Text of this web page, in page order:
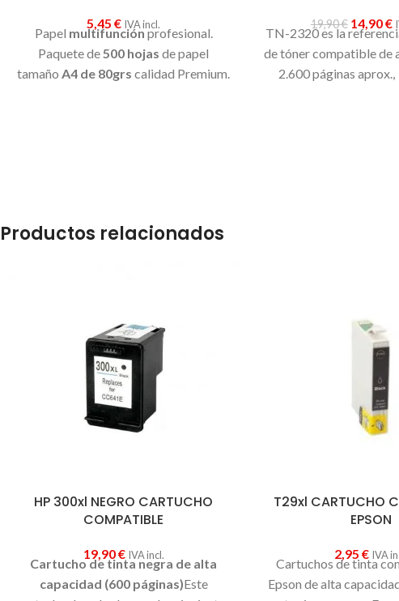
5,45€ IVA incl.
Papel multifunciónprofesional.
Paquete de500 hojas de papel
tamañoA4 de 80grs calidad Premium.
19,90€ 14,90€
TN-2320 es la
de tóner compatible de
2.600 páginas
Productos relacionados
HP 300xl NEGRO CARTUCHO
COMPATIBLE
19,90€ IVA incl.
Cartucho de tinta negra de alta
capacidad (600 páginas)Este
T29xl CARTUCHO
EPSON
2,95 € IVA
Cartuchos de tinta
Epson de alta